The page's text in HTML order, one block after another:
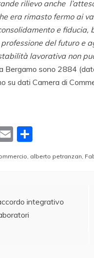
rilievo anche
era rimasto fermo ai
e
del futuro e
lavorativa non
Bergamo sono 2884
su dati Camera di
E
m o
vi
di
, alberto petranzan,
integrativo